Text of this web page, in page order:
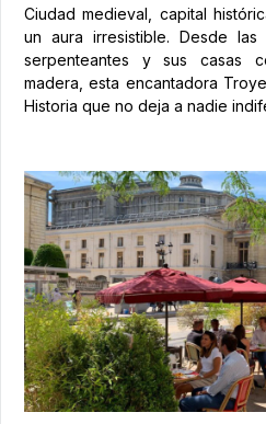
Ciudad medieval, capital
un aura irresistible. Desde
serpenteantes y sus casas
madera, esta encantadora
Historia que no deja a nadie